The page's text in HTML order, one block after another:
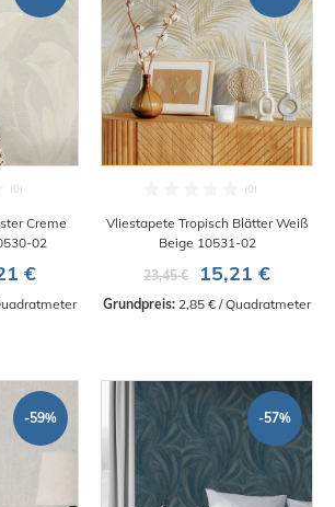
Creme
02
€
Vliestapete Tropisch Blätter Weiß
Beige 10531-02
23,45 €
15,21 €
Grundpreis: 2,85 € / Quadratmeter
-59% -57%